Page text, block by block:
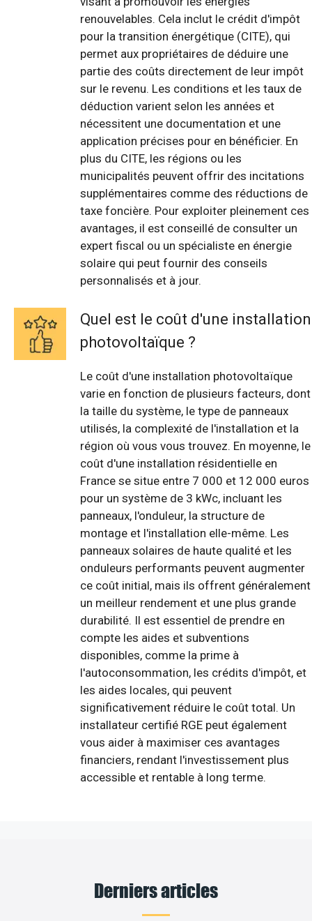
renouvelables. Cela inclut le crédit d'impôt
pour la transition énergétique (CITE), qui
permet aux propriétaires de déduire une
partie des coûts directement de leur impôt
sur le revenu. Les conditions et les taux de
déduction varient selon les années et
nécessitent une documentation et une
application précises pour en bénéficier. En
plus du CITE, les régions ou les
municipalités peuvent offrir des incitations
supplémentaires comme des réductions de
taxe foncière. Pour exploiter pleinement ces
avantages, il est conseillé de consulter un
expert fiscal ou un spécialiste en énergie
solaire qui peut fournir des conseils
personnalisés et à jour.
Quel est le coût d'une installation
photovoltaïque ?
Le coût d'une installation photovoltaïque
varie en fonction de plusieurs facteurs, dont
la taille du système, le type de panneaux
utilisés, la complexité de l'installation et la
région où vous vous trouvez. En moyenne, le
coût d'une installation résidentielle en
France se situe entre 7 000 et 12 000 euros
pour un système de 3 kWc, incluant les
panneaux, l'onduleur, la structure de
montage et l'installation elle-même. Les
panneaux solaires de haute qualité et les
onduleurs performants peuvent augmenter
ce coût initial, mais ils offrent généralement
un meilleur rendement et une plus grande
durabilité. Il est essentiel de prendre en
compte les aides et subventions
disponibles, comme la prime à
l'autoconsommation, les crédits d'impôt, et
les aides locales, qui peuvent
significativement réduire le coût total. Un
installateur certifié RGE peut également
vous aider à maximiser ces avantages
financiers, rendant l'investissement plus
accessible et rentable à long terme.
Derniers articles